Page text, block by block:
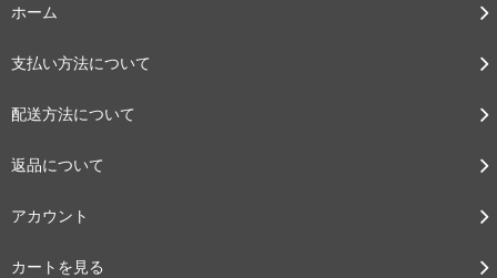
ホーム
支払い方法について
配送方法について
返品について
アカウント
カートを見る